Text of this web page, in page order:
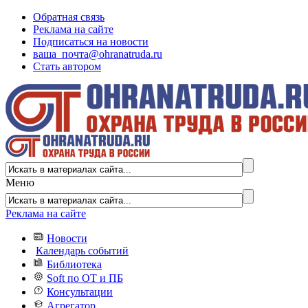
Обратная связь
Реклама на сайте
Подписаться на новости
ваша_почта@ohranatruda.ru
Стать автором
Меню
Реклама на сайте
Новости
Календарь событий
Библиотека
Soft по ОТ и ПБ
Консультации
Агрегатор